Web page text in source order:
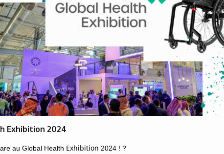
Exhibition 2024
au Global Health Exhibition 2024 ! ?